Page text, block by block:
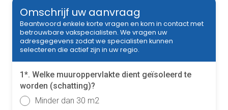
Omschrijf uw aanvraag
Beantwoord enkele korte vragen en kom in contact met
betrouwbare vakspecialisten. We vragen uw
adresgegevens zodat we specialisten kunnen
selecteren die actief zijn in uw regio.
1*. Welke muuroppervlakte dient geïsoleerd te
worden (schatting)?
Minder dan 30 m2